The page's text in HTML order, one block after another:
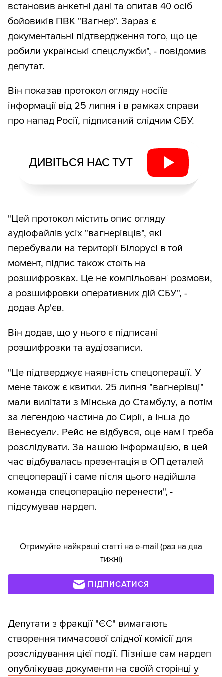
встановив анкетні дані та опитав 40 осіб
бойовиків ПВК "Вагнер". Зараз є
документальні підтвердження того, що це
робили українські спецслужби", - повідомив
депутат.
Він показав протокол огляду носіїв
інформації від 25 липня і в рамках справи
про напад Росії, підписаний слідчим СБУ.
ДИВІТЬСЯ НАС ТУТ
"Цей протокол містить опис огляду
аудіофайлів усіх "вагнерівців", які
перебували на території Білорусі в той
момент, підпис також стоїть на
розшифровках. Це не компільовані розмови,
а розшифровки оперативних дій СБУ", -
додав Ар'єв.
Він додав, що у нього є підписані
розшифровки та аудіозаписи.
"Це підтверджує наявність спецоперації. У
мене також є квитки. 25 липня "вагнерівці"
мали вилітати з Мінська до Стамбулу, а потім
за легендою частина до Сирії, а інша до
Венесуели. Рейс не відбувся, оце нам і треба
розслідувати. За нашою інформацією, в цей
час відбувалась презентація в ОП деталей
спецоперації і саме після цього надійшла
команда спецоперацію перенести", -
підсумував нардеп.
Отримуйте найкращі статті на e-mail (раз на два
тижні)
ПІДПИСАТИСЯ
Депутати з фракції "ЄС" вимагають
створення тимчасової слідчої комісії для
розслідування цієї події. Пізніше сам нардеп
опублікував документи на своїй сторінці у